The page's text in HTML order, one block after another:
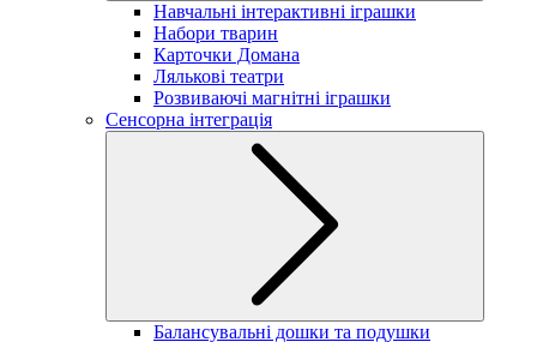
Навчальні інтерактивні іграшки
Набори тварин
Карточки Домана
Лялькові театри
Розвиваючі магнітні іграшки
Сенсорна інтеграція
Балансувальні дошки та подушки